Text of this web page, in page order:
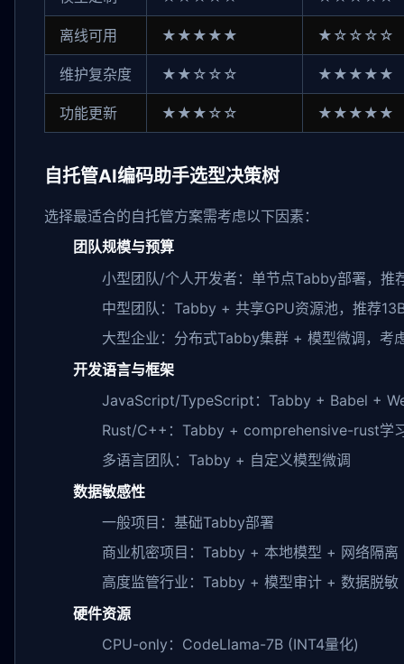
离线可用 ★★★★★ ★☆☆☆☆
维护复杂度 ★★☆☆☆ ★★★★★
功能更新 ★★★☆☆ ★★★★★
自托管AI编码助手选型决策树
选择最适合的自托管方案需考虑以下因素：
团队规模与预算
小型团队/个人开发者：单节点Tabby部署，推
中型团队：Tabby + 共享GPU资源池，推荐
大型企业：分布式Tabby集群 + 模型微调，考
开发语言与框架
JavaScript/TypeScript：Tabby + Babel +
Rust/C++：Tabby + comprehensive-rust学
多语言团队：Tabby + 自定义模型微调
数据敏感性
一般项目：基础Tabby部署
商业机密项目：Tabby + 本地模型 + 网络隔离
高度监管行业：Tabby + 模型审计 + 数据脱敏
硬件资源
CPU-only：CodeLlama-7B (INT4量化)